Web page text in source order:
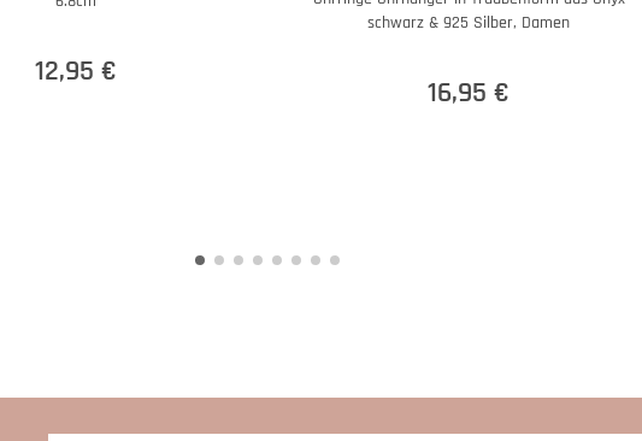
12,95 €
schwarz & 925 Silber, Damen
16,95 €